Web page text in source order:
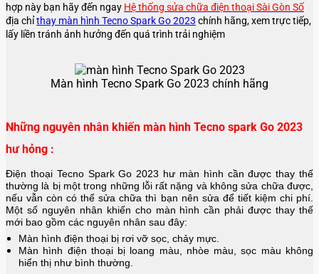
hợp này bạn hãy đến ngay Hệ thống sửa chữa điện thoại Sài Gòn Số
địa chỉthay màn hình Tecno Spark Go 2023 chính hãng, xem trực tiếp,
lấy liền tránh ảnh hưởng đến quá trình trải nghiệm
Màn hình Tecno Spark Go 2023 chính hãng
Những nguyên nhân khiến màn hình Tecno spark Go 2023
hư hỏng :
Điện thoại Tecno Spark Go 2023 hư màn hình cần được thay thế
thường là bị một trong những lỗi rất nặng và không sửa chữa được,
nếu vẫn còn có thể sửa chữa thì bạn nên sửa để tiết kiệm chi phí.
Một số nguyên nhân khiến cho màn hình cần phải được thay thế
mới bao gồm các nguyên nhân sau đây:
Màn hình điện thoại bị rơi vỡ sọc, chảy mực.
Màn hình điện thoại bị loang màu, nhòe màu, sọc màu không
hiển thị như bình thường.